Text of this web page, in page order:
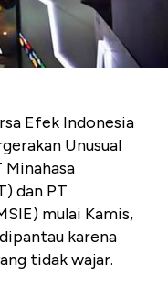
Efek Indonesia
Unusual
dan PT
mulai Kamis,
karena
tidak wajar.